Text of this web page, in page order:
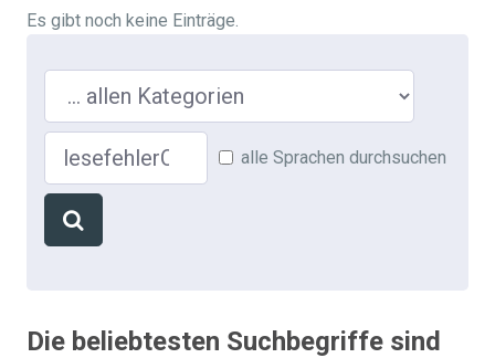
Es gibt noch keine Einträge.
alle Sprachen durchsuchen
Die beliebtesten Suchbegriffe sind